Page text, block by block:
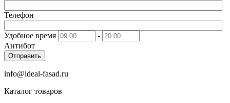
Телефон
Удобное время
-
Антибот
Отправить
info@ideal-fasad.ru
Каталог товаров